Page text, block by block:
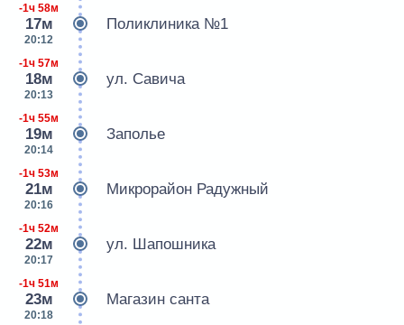
-1ч 58м
17м
20:12
Поликлиника №1
-1ч 57м
18м
20:13
ул. Савича
-1ч 55м
19м
20:14
Заполье
-1ч 53м
21м
20:16
Микрорайон Радужный
-1ч 52м
22м
20:17
ул. Шапошника
-1ч 51м
23м
20:18
Магазин санта